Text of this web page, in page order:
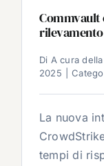
Commvault
Di A cura
2025
La nuova
tempi di